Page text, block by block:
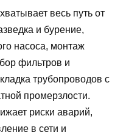
весь путь от
и бурение,
насоса, монтаж
фильтров и
трубопроводов с
промерзлости.
риски аварий,
в сети и